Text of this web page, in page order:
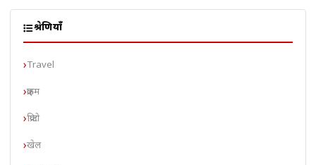
श्रेणियाँ
Travel
क्राइम
क्रिप्टो
खेल